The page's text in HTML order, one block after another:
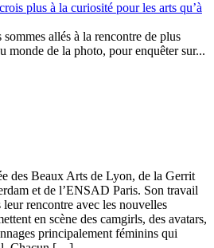
plus à la curiosité pour les arts qu’à
allés à la rencontre de plus
monde de la photo, pour enquêter sur...
des Beaux Arts de Lyon, de la Gerrit
et de l’ENSAD Paris. Son travail
rencontre avec les nouvelles
en scène des camgirls, des avatars,
principalement féminins qui